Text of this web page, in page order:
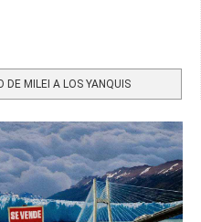
MILEI A LOS YANQUIS